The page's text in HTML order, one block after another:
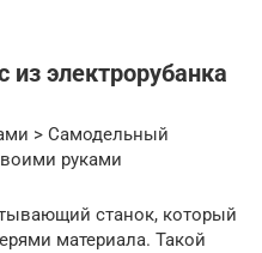
электрорубанка
> Самодельный
руками
станок, который
материала. Такой